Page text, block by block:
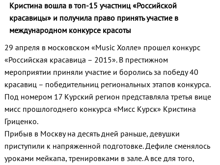
Кристина вошла в топ-15 участниц «Российской
красавицы» и получила право принять участие в
международном конкурсе красоты
29 апреля в московском «Music Холле» прошел конкурс
«Российская красавица – 2015». В престижном
мероприятии приняли участие и боролись за победу 40
красавиц – победительниц региональных этапов конкурса.
Под номером 17 Курский регион представляла третья вице
мисс прошлогоднего конкурса «Мисс Курск» Кристина
Гриценко.
Прибыв в Москву на десять дней раньше, девушки
приступили к напряженной подготовке. Дефиле сменялось
уроками мейкапа, тренировками в зале. А все для того,